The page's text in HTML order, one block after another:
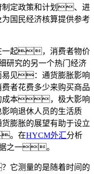
定政策和计划、进
民经济核算提供参考
一起，消费者物价
研究的另一个热门经济
见：通货膨胀影响
花费多少来购买商品
成本，极大影响
响退休人员的生活质
胀的展望有助于设立
。在HYCM外汇分析
之一。
它测量的是随着时间的